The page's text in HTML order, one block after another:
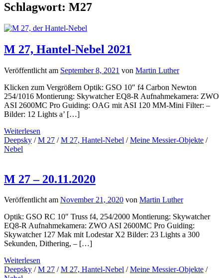
Schlagwort: M27
M 27, Hantel-Nebel 2021
Veröffentlicht am September 8, 2021 von Martin Luther
Klicken zum Vergrößern Optik: GSO 10″ f4 Carbon Newton
254/1016 Montierung: Skywatcher EQ8-R Aufnahmekamera: ZWO
ASI 2600MC Pro Guiding: OAG mit ASI 120 MM-Mini Filter: –
Bilder: 12 Lights a’ […]
Weiterlesen
Deepsky /M 27 /M 27, Hantel-Nebel /Meine Messier-Objekte /
Nebel
M 27 – 20.11.2020
Veröffentlicht am November 21, 2020 von Martin Luther
Optik: GSO RC 10″ Truss f4, 254/2000 Montierung: Skywatcher
EQ8-R Aufnahmekamera: ZWO ASI 2600MC Pro Guiding:
Skywatcher 127 Mak mit Lodestar X2 Bilder: 23 Lights a 300
Sekunden, Dithering, – […]
Weiterlesen
Deepsky /M 27 /M 27, Hantel-Nebel /Meine Messier-Objekte /